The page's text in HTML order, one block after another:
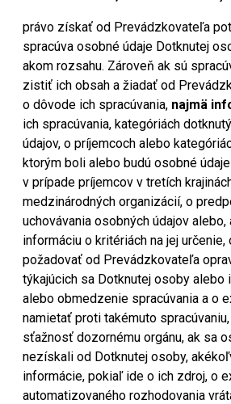
právo získať od Prevádzkovateľa
spracúva osobné údaje Dotknutej
akom rozsahu. Zároveň ak sú
zistiť ich obsah a žiadať od
o dôvode ich spracúvania, najmä
ich spracúvania, kategóriách
údajov, o príjemcoch alebo
ktorým boli alebo budú osobné
v prípade príjemcov v tretích
medzinárodných organizácií, o
uchovávania osobných údajov alebo,
informáciu o kritériách na jej
požadovať od Prevádzkovateľa
týkajúcich sa Dotknutej osoby alebo
alebo obmedzenie spracúvania a o
namietať proti takémuto
sťažnosť dozornému orgánu, ak sa
nezískali od Dotknutej osoby,
informácie, pokiaľ ide o ich zdroj, o
automatizovaného rozhodovania